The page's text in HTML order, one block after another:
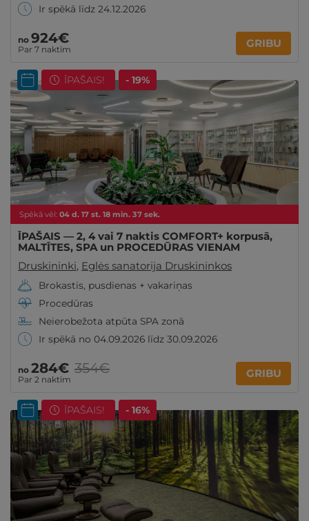
Ir spēkā līdz 24.12.2026
no 924€
Par 7 naktīm GRIBU
Spēkā vēl: 04 d. 17 st. 18 min. 35 sek.
ĪPAŠAIS! - 19%
ĪPAŠAIS — 2, 4 vai 7 naktis COMFORT+ korpusā,
MALTĪTES, SPA un PROCEDŪRAS VIENAM
Druskininki, Eglės sanatorija Druskininkos
Brokastis, pusdienas + vakariņas
Procedūras
Neierobežota atpūta SPA zonā
Ir spēkā no 04.09.2026 līdz 30.09.2026
no 284€
Par 2 naktīm
354€ GRIBU
ĪPAŠAIS! - 16%